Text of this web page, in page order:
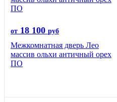
от 18 100 руб
Межкомнатная дверь Лео
массив ольхи античный орех
ПО